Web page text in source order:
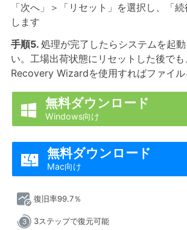
「次へ」＞「リセット」を選択し、「
します
手順5. 処理が完了したらシステムを起
い。工場出荷状態にリセットした後で
Recovery Wizardを使用すればファイ
 無料ダウンロード
Windows向け
 無料ダウンロード
Mac向け
復旧率99.7％
3ステップで復元可能